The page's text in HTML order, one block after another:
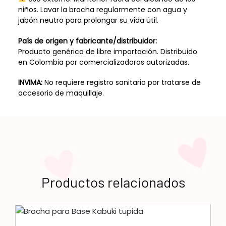
niños. Lavar la brocha regularmente con agua y
jabón neutro para prolongar su vida útil.
País de origen y fabricante/distribuidor:
Producto genérico de libre importación. Distribuido
en Colombia por comercializadoras autorizadas.
INVIMA:No requiere registro sanitario por tratarse de
accesorio de maquillaje.
Productos relacionados